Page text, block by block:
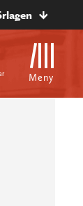
Meny